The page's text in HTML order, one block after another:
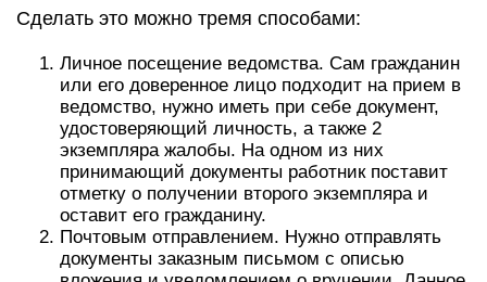
Сделать это можно тремя способами:
Личное посещение ведомства. Сам гражданин
или его доверенное лицо подходит на прием в
ведомство, нужно иметь при себе документ,
удостоверяющий личность, а также 2
экземпляра жалобы. На одном из них
принимающий документы работник поставит
отметку о получении второго экземпляра и
оставит его гражданину.
Почтовым отправлением. Нужно отправлять
документы заказным письмом с описью